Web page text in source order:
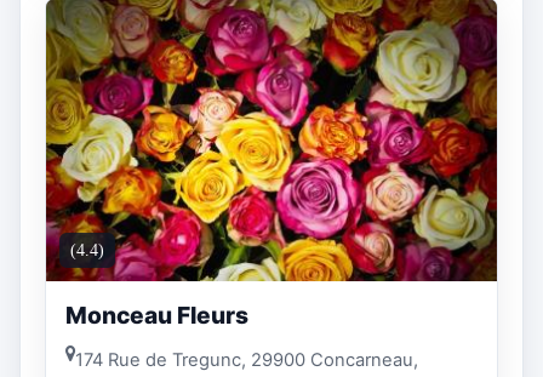
(4.4)
Monceau Fleurs
174 Rue de Tregunc, 29900 Concarneau,